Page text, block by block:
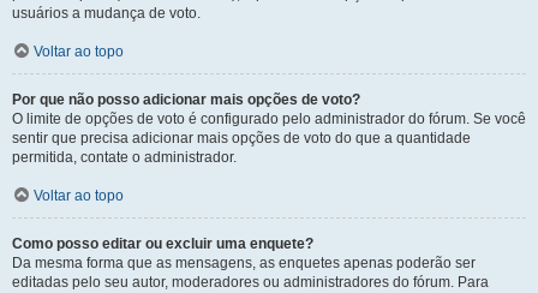
usuários a mudança de voto.
Voltar ao topo
Por que não posso adicionar mais opções de voto?
O limite de opções de voto é configurado pelo administrador do fórum. Se você
sentir que precisa adicionar mais opções de voto do que a quantidade
permitida, contate o administrador.
Voltar ao topo
Como posso editar ou excluir uma enquete?
Da mesma forma que as mensagens, as enquetes apenas poderão ser
editadas pelo seu autor, moderadores ou administradores do fórum. Para